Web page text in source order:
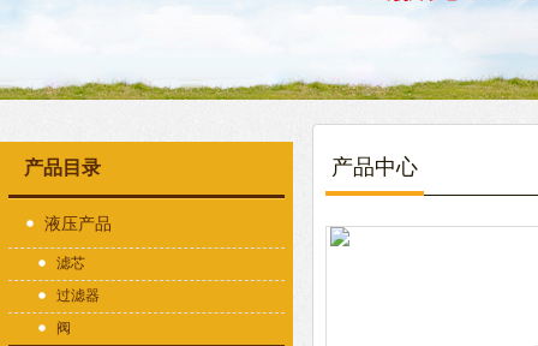
产品目录
液压产品
滤芯
过滤器
阀
产品中心